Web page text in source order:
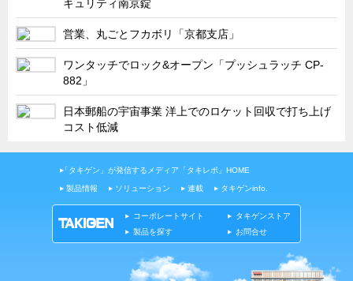
海外出張
社外セミナー
110周年企画
展示トラック
タキスポ
タキ旅レポ
タキネタ
キュリティ南京錠
営業、丸ごとフカボリ「京都支店」
ワンタッチでロック&オープン「プッシュラッチ CP-
882」
日本郵船の宇宙事業 洋上でのロケット回収で打ち上げ
コスト低減
「タキゲン」が発信するメディア「タキレポ」HOME
製品情報 ソリューション 連載 タキゲンinfo.
コーポレートサイト
タキゲンストア
製品を探す
お問合せ